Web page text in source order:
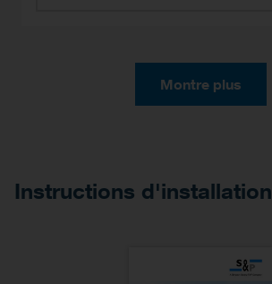
Montre plus
Instructions d'installation